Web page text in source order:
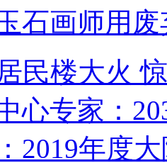
石画师用
民楼大火
心专家：
2019年度